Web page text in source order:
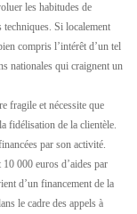
les habitudes de
Si localement
compris l’intérêt d’un tel
nationales qui craignent un
fragile et nécessite que
fidélisation de la clientèle.
par son activité.
10 000 euros d’aides par
d’un financement de la
le cadre des appels à